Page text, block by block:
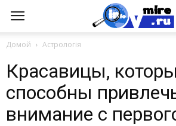
Домой Астрологія
Красавицы,
способны
внимание с